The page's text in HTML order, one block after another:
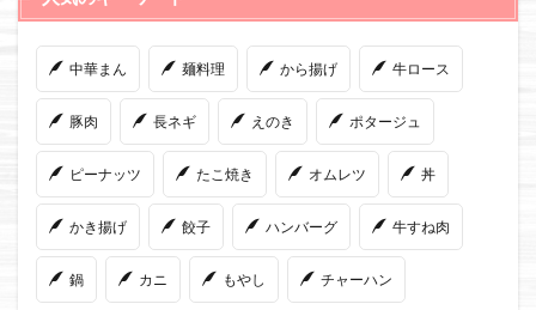
中華まん 麺料理 から揚げ 牛ロース
豚肉 長ネギ えのき ポタージュ
ピーナッツ たこ焼き オムレツ 丼
かき揚げ 餃子 ハンバーグ 牛すね肉
鍋 カニ もやし チャーハン